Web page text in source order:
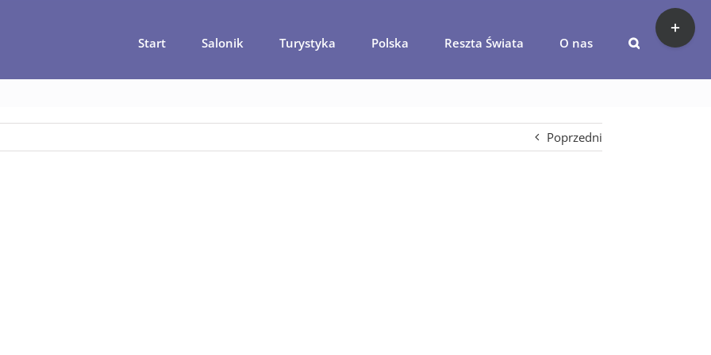
Start Salonik Turystyka Polska Reszta Świata O nas
laos
Poprzedni
Toggle
Sliding
Bar